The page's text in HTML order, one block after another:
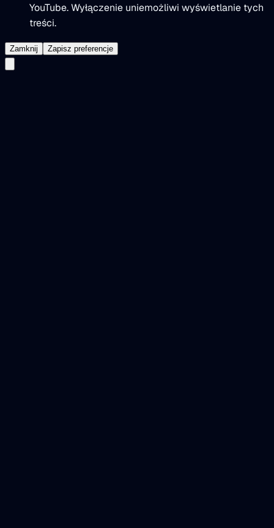
YouTube. Wyłączenie uniemożliwi wyświetlanie tych
treści.
Zamknij Zapisz preferencje